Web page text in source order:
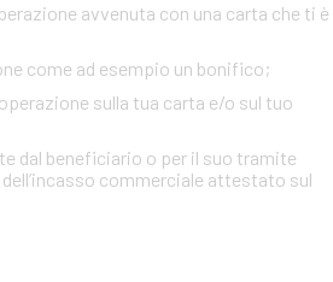
avvenuta con una carta che ti è
come ad esempio un bonifico;
sulla tua carta e/o sul tuo
dal beneficiario o per il suo tramite
commerciale attestato sul